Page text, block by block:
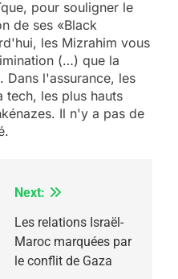
pour souligner le
de ses «Black
les Mizrahim vous
(…) que la
Dans l'assurance, les
tech, les plus hauts
Il n'y a pas de
Next:
Les relations Israël-
Maroc marquées par
le conflit de Gaza